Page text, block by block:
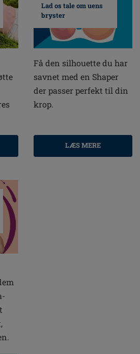
Lad os tale om uens
bryster
Få den silhouette du har
savnet med en Shaper
der passer perfekt til din
krop.
LÆS MERE